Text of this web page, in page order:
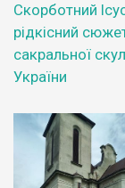
Скорботний
рідкісний
сакральної
України